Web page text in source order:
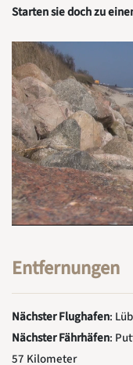
Starten sie doch zu
Entfernungen
Nächster Flughafen:
Nächster Fährhäfen:
57 Kilometer